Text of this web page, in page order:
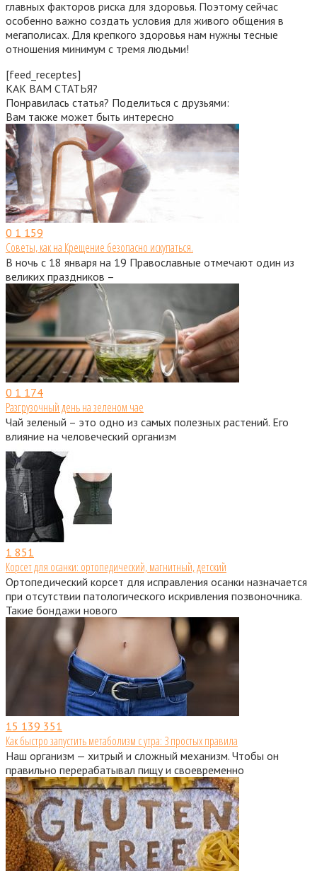
главных факторов риска для здоровья. Поэтому сейчас
особенно важно создать условия для живого общения в
мегаполисах. Для крепкого здоровья нам нужны тесные
отношения минимум с тремя людьми!
[feed_receptes]
КАК ВАМ СТАТЬЯ?
Понравилась статья? Поделиться с друзьями:
Вам также может быть интересно
0 1 159
Советы, как на Крещение безопасно искупаться.
В ночь с 18 января на 19 Православные отмечают один из
великих праздников –
0 1 174
Разгрузочный день на зеленом чае
Чай зеленый – это одно из самых полезных растений. Его
влияние на человеческий организм
1 851
Корсет для осанки: ортопедический, магнитный, детский
Ортопедический корсет для исправления осанки назначается
при отсутствии патологического искривления позвоночника.
Такие бондажи нового
15 139 351
Как быстро запустить метаболизм с утра: 3 простых правила
Наш организм — хитрый и сложный механизм. Чтобы он
правильно перерабатывал пищу и своевременно